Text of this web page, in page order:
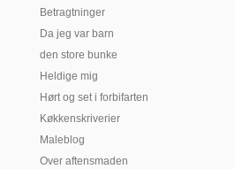
Betragtninger
Da jeg var barn
den store bunke
Heldige mig
Hørt og set i forbifarten
Køkkenskriverier
Maleblog
Over aftensmaden